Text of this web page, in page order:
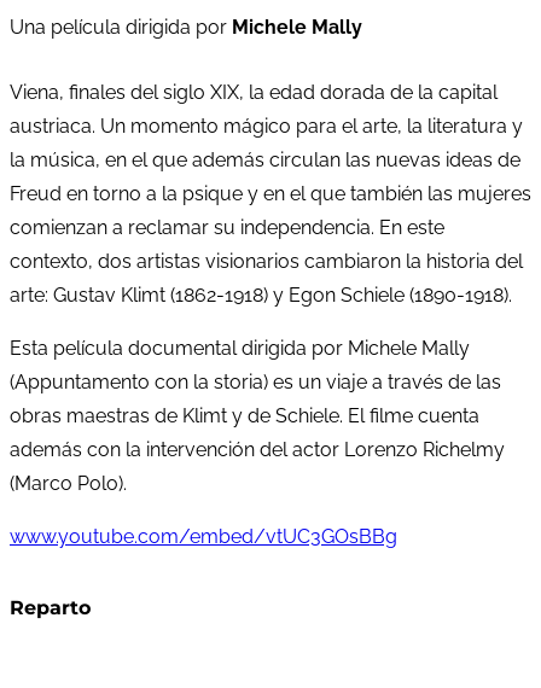
Una película dirigida por Michele Mally
Viena, finales del siglo XIX, la edad dorada de la capital
austriaca. Un momento mágico para el arte, la literatura y
la música, en el que además circulan las nuevas ideas de
Freud en torno a la psique y en el que también las mujeres
comienzan a reclamar su independencia. En este
contexto, dos artistas visionarios cambiaron la historia del
arte: Gustav Klimt (1862-1918) y Egon Schiele (1890-1918).
Esta película documental dirigida por Michele Mally
(Appuntamento con la storia) es un viaje a través de las
obras maestras de Klimt y de Schiele. El filme cuenta
además con la intervención del actor Lorenzo Richelmy
(Marco Polo).
www.youtube.com/embed/vtUC3GOsBBg
Reparto